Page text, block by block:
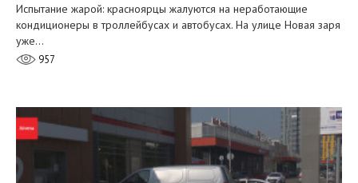
Испытание жарой: красноярцы жалуются на неработающие
кондиционеры в троллейбусах и автобусах. На улице Новая заря
уже…
957